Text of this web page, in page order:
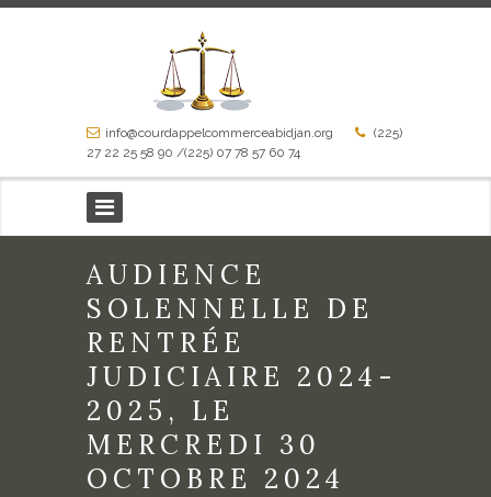
info@courdappelcommerceabidjan.org
(225)
27 22 25 58 90 /(225) 07 78 57 60 74
AUDIENCE
SOLENNELLE DE
RENTRÉE
JUDICIAIRE 2024-
2025, LE
MERCREDI 30
OCTOBRE 2024